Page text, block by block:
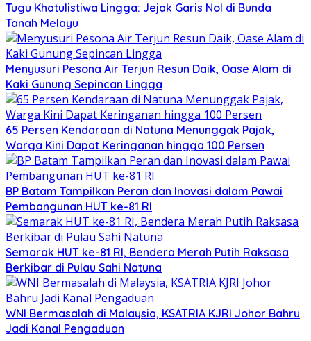
Tugu Khatulistiwa Lingga: Jejak Garis Nol di Bunda
Tanah Melayu
Menyusuri Pesona Air Terjun Resun Daik, Oase Alam di
Kaki Gunung Sepincan Lingga
65 Persen Kendaraan di Natuna Menunggak Pajak,
Warga Kini Dapat Keringanan hingga 100 Persen
BP Batam Tampilkan Peran dan Inovasi dalam Pawai
Pembangunan HUT ke-81 RI
Semarak HUT ke-81 RI, Bendera Merah Putih Raksasa
Berkibar di Pulau Sahi Natuna
WNI Bermasalah di Malaysia, KSATRIA KJRI Johor Bahru
Jadi Kanal Pengaduan